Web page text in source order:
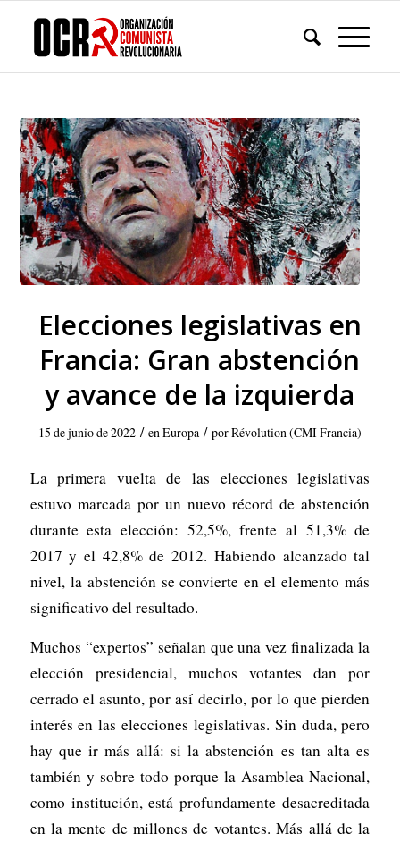
Elecciones legislativas en
Francia: Gran abstención
y avance de la izquierda
15 de junio de 2022 / enEuropa / porRévolution (CMI Francia)
La primera vuelta de las elecciones legislativas
estuvo marcada por un nuevo récord de abstención
durante esta elección: 52,5%, frente al 51,3% de
2017 y el 42,8% de 2012. Habiendo alcanzado tal
nivel, la abstención se convierte en el elemento más
significativo del resultado.
Muchos “expertos” señalan que una vez finalizada la
elección presidencial, muchos votantes dan por
cerrado el asunto, por así decirlo, por lo que pierden
interés en las elecciones legislativas. Sin duda, pero
hay que ir más allá: si la abstención es tan alta es
también y sobre todo porque la Asamblea Nacional,
como institución, está profundamente desacreditada
en la mente de millones de votantes. Más allá de la